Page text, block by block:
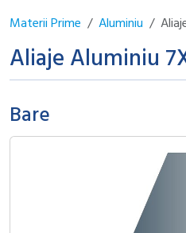
Materii Prime Aluminiu
Aliaje Aluminiu
Bare